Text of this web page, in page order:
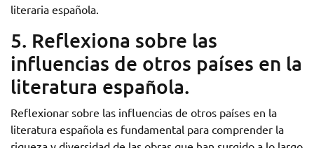
literaria española.
5. Reflexiona sobre las
influencias de otros países en la
literatura española.
Reflexionar sobre las influencias de otros países en la
literatura española es fundamental para comprender la